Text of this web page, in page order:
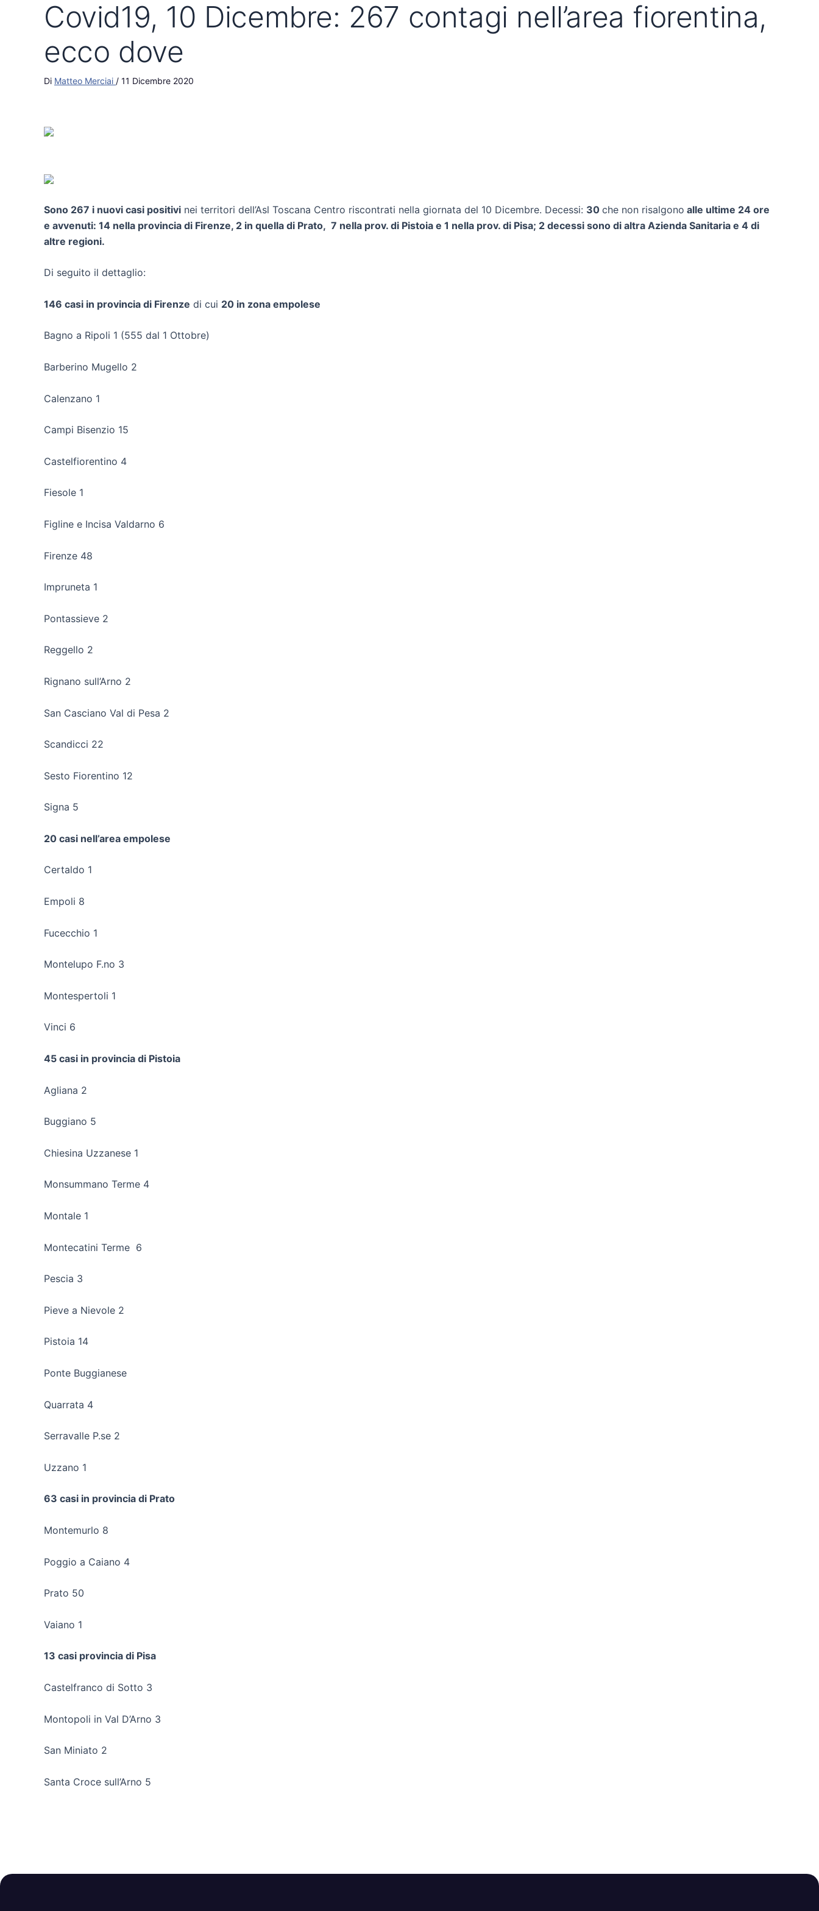
Covid19, 10 Dicembre: 267 contagi nell’area fiorentina,
ecco dove
Di Matteo Merciai / 11 Dicembre 2020
Sono 267 i nuovi casi positivi nei territori dell’Asl Toscana Centro riscontrati nella giornata del 10 Dicembre. Decessi: 30 che non risalgono alle ultime 24 ore
e avvenuti: 14 nella provincia di Firenze, 2 in quella di Prato, 7 nella prov. di Pistoia e 1 nella prov. di Pisa; 2 decessi sono di altra Azienda Sanitaria e 4 di
altre regioni.
Di seguito il dettaglio:
146 casi in provincia di Firenze di cui 20 in zona empolese
Bagno a Ripoli 1 (555 dal 1 Ottobre)
Barberino Mugello 2
Calenzano 1
Campi Bisenzio 15
Castelfiorentino 4
Fiesole 1
Figline e Incisa Valdarno 6
Firenze 48
Impruneta 1
Pontassieve 2
Reggello 2
Rignano sull’Arno 2
San Casciano Val di Pesa 2
Scandicci 22
Sesto Fiorentino 12
Signa 5
20 casi nell’area empolese
Certaldo 1
Empoli 8
Fucecchio 1
Montelupo F.no 3
Montespertoli 1
Vinci 6
45 casi in provincia di Pistoia
Agliana 2
Buggiano 5
Chiesina Uzzanese 1
Monsummano Terme 4
Montale 1
Montecatini Terme 6
Pescia 3
Pieve a Nievole 2
Pistoia 14
Ponte Buggianese
Quarrata 4
Serravalle P.se 2
Uzzano 1
63 casi in provincia di Prato
Montemurlo 8
Poggio a Caiano 4
Prato 50
Vaiano 1
13 casi provincia di Pisa
Castelfranco di Sotto 3
Montopoli in Val D’Arno 3
San Miniato 2
Santa Croce sull’Arno 5